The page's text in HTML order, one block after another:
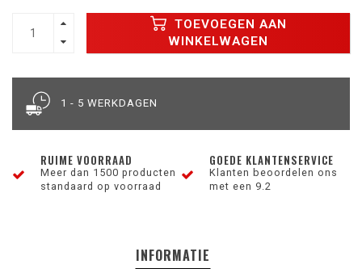
TOEVOEGEN AAN
WINKELWAGEN
1 - 5 WERKDAGEN
RUIME VOORRAAD
Meer dan 1500 producten
standaard op voorraad
GOEDE KLANTENSERVICE
Klanten beoordelen ons
met een 9.2
INFORMATIE